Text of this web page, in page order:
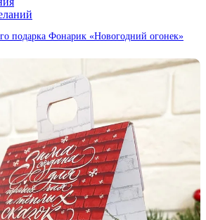
подарка Фонарик «Новогодний огонек»